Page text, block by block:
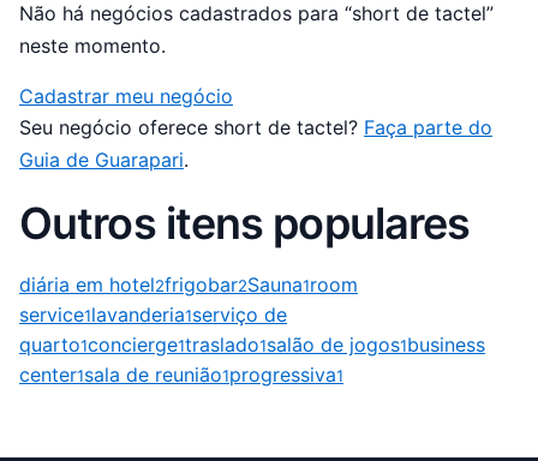
Não há negócios cadastrados para “short de tactel”
neste momento.
Cadastrar meu negócio
Seu negócio oferece short de tactel? Faça parte do
Guia de Guarapari.
Outros itens populares
diária em hotel2frigobar2Sauna1room
service1lavanderia1serviço de
quarto1concierge1traslado1salão de jogos1business
center1sala de reunião1progressiva1